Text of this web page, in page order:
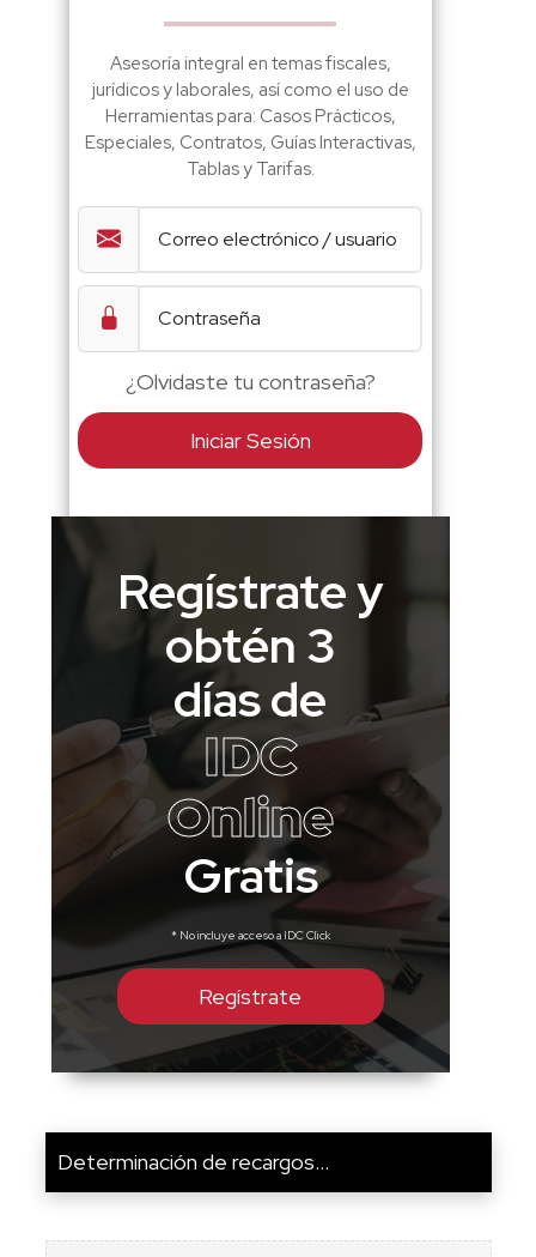
Asesoría integral en temas fiscales,
jurídicos y laborales, así como el uso de
Herramientas para: Casos Prácticos,
Especiales, Contratos, Guías Interactivas,
Tablas y Tarifas.
¿Olvidaste tu contraseña?
Iniciar Sesión
Regístrate y
obtén 3
días de
IDC
Online
Gratis
* No incluye acceso a IDC Click
Regístrate
Determinación de recargos...